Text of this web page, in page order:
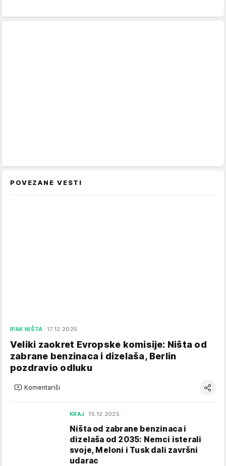
POVEZANE VESTI
IPAK NIŠTA 17.12.2025.
Veliki zaokret Evropske komisije: Ništa od
zabrane benzinaca i dizelaša, Berlin
pozdravio odluku
Komentariši
KRAJ 15.12.2025.
Ništa od zabrane benzinaca i
dizelaša od 2035: Nemci isterali
svoje, Meloni i Tusk dali završni
udarac